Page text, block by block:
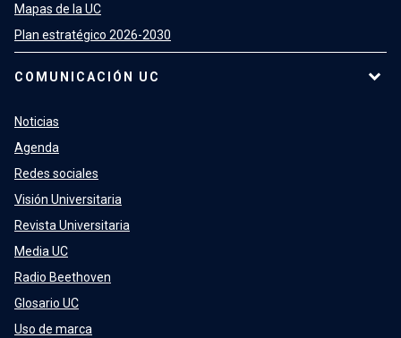
Mapas de la UC
Plan estratégico 2026-2030
COMUNICACIÓN UC
Noticias
Agenda
Redes sociales
Visión Universitaria
Revista Universitaria
Media UC
Radio Beethoven
Glosario UC
Uso de marca